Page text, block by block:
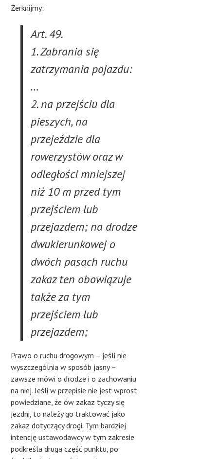
Zerknijmy:
Art. 49.
1. Zabrania się
zatrzymania pojazdu:
…
2. na przejściu dla
pieszych, na
przejeździe dla
rowerzystów oraz w
odległości mniejszej
niż 10 m przed tym
przejściem lub
przejazdem; na drodze
dwukierunkowej o
dwóch pasach ruchu
zakaz ten obowiązuje
także za tym
przejściem lub
przejazdem;
Prawo o ruchu drogowym – jeśli nie
wyszczególnia w sposób jasny –
zawsze mówi o drodze i o zachowaniu
na niej. Jeśli w przepisie nie jest wprost
powiedziane, że ów zakaz tyczy się
jezdni, to należy go traktować jako
zakaz dotyczący drogi. Tym bardziej
intencję ustawodawcy w tym zakresie
podkreśla druga część punktu, po